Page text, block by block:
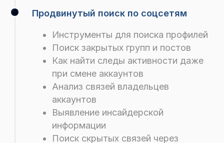
Продвинутый поиск по соцсетям
Инструменты для поиска профилей
Поиск закрытых групп и постов
Как найти следы активности даже
при смене аккаунтов
Анализ связей владельцев
аккаунтов
Выявление инсайдерской
информации
Поиск скрытых связей через